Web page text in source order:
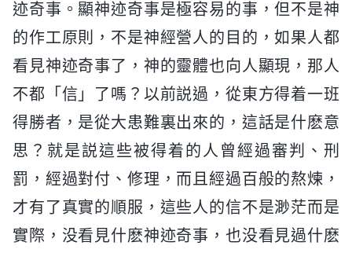
迹奇事。顯神迹奇事是極容易的事，但不是神
的作工原則，不是神經營人的目的，如果人都
看見神迹奇事了，神的靈體也向人顯現，那人
不都「信」了嗎？以前説過，從東方得着一班
得勝者，是從大患難裏出來的，這話是什麽意
思？就是説這些被得着的人曾經過審判、刑
罰，經過對付、修理，而且經過百般的熬煉，
才有了真實的順服，這些人的信不是渺茫而是
實際，没看見什麽神迹奇事，也没看見過什麽